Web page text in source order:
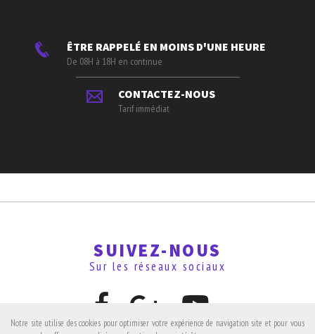
ÊTRE RAPPELÉ EN MOINS D'UNE HEURE
De 08H à 18H en continue
CONTACTEZ-NOUS
Tarif immédiat
SUIVEZ-NOUS
Sur les réseaux sociaux
Notre site utilise des cookies pour optimiser votre expérience de navigation site et pour vous